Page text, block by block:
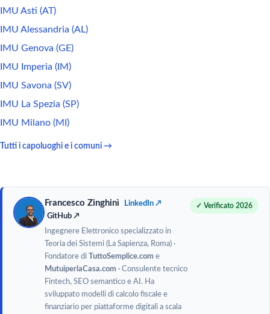
IMU Asti (AT)
IMU Alessandria (AL)
IMU Genova (GE)
IMU Imperia (IM)
IMU Savona (SV)
IMU La Spezia (SP)
IMU Milano (MI)
Tutti i capoluoghi e i comuni →
Francesco Zinghinì
LinkedIn ↗
GitHub ↗
Ingegnere Elettronico specializzato in
Teoria dei Sistemi (La Sapienza, Roma) ·
Fondatore di TuttoSemplice.com e
MutuiperlaCasa.com · Consulente tecnico
Fintech, SEO semantico e AI. Ha
sviluppato modelli di calcolo fiscale e
finanziario per piattaforme digitali a scala
✓ Verificato 2026